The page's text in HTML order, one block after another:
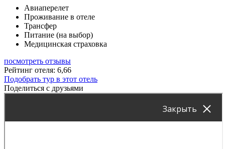
Авиаперелет
Проживание в отеле
Трансфер
Питание (на выбор)
Медицинская страховка
посмотреть отзывы
Рейтинг отеля: 6,66
Подобрать тур в этот отель
Поделиться с друзьями